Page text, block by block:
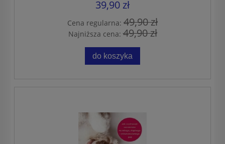
39,90 zł
Cena regularna: 49,90 zł
Najniższa cena:49,90 zł
do koszyka